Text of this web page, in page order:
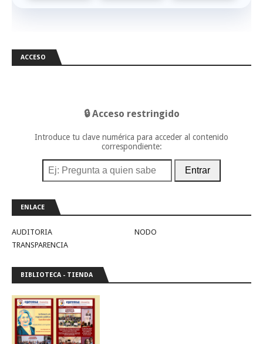
ACCESO
🔒 Acceso restringido
Introduce tu clave numérica para acceder al contenido
correspondiente:
Entrar
ENLACE
AUDITORIA
NODO
TRANSPARENCIA
BIBLIOTECA - TIENDA